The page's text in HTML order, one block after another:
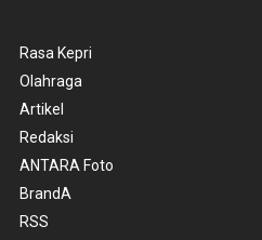
Rasa Kepri
Olahraga
Artikel
Redaksi
ANTARA Foto
BrandA
RSS